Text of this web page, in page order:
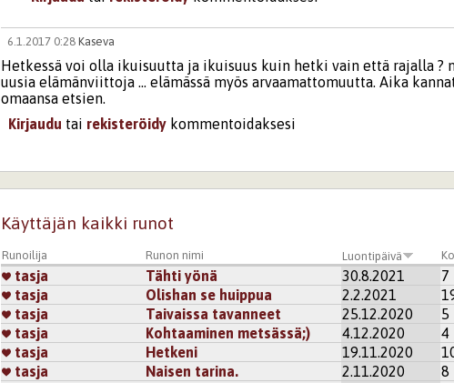
6.1.2017 0:28 Kaseva
Hetkessä voi olla ikuisuutta ja ikuisuus kuin hetki vain että rajalla ?
uusia elämänviittoja ... elämässä myös arvaamattomuutta. Aika
omaansa etsien.
Kirjaudu tai rekisteröidy kommentoidaksesi
6.1.2017 20:38tasja
Kiitos Kaseva ajatuksistasi runolleni. Joku vuosi sitten kirjoitin
Kirjaudutairekisteröidy
3.2.2017 21:49
Rakkaudessa vain etäisyys ei ole silittämisen arvoinen vaikka
ehdoton.........
Kirjaudutairekisteröidykommentoidaksesi
Käyttäjän kaikki runot
Runoilija Runon nimi Luontipäivä
tasja Tähti yönä 30.8.2021 7
tasja
Olishan se huippua 2.2.2021
tasja
Taivaissa tavanneet 25.12.2020 5
tasja
Kohtaaminen metsässä;) 4.12.2020 4
tasja
Hetkeni 19.11.2020
tasja
Naisen tarina. 2.11.2020 8